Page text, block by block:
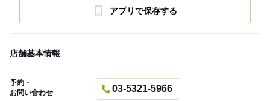
アプリで保存する
店舗基本情報
予約・
お問い合わせ
03-5321-5966